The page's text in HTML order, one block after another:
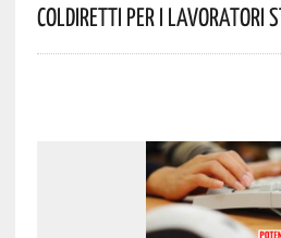
Coldiretti Per I Lavoratori